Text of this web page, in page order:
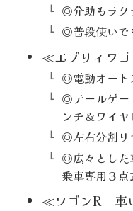
◎介助もラク
◎普段使いで
≪エブリィワ
◎電動オート
◎テールゲー
ンチ＆ワイ
◎左右分割リ
◎広々とした
乗車専用３
≪ワゴンR 車